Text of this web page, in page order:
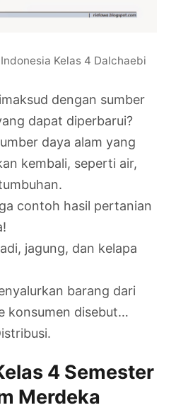
Kelas 4 Dalchaebi
dengan sumber
dapat diperbarui?
daya alam yang
kembali, seperti air,
contoh hasil pertanian
jagung, dan kelapa
barang dari
konsumen disebut…
4 Semester
Merdeka